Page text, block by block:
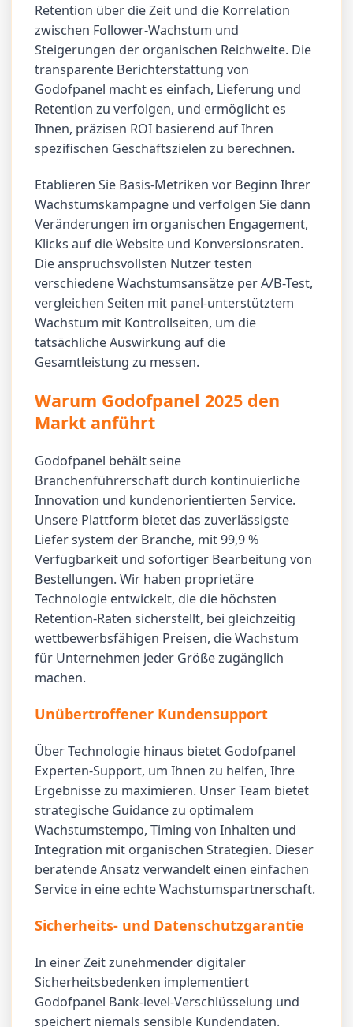
Retention über die Zeit und die Korrelation
zwischen Follower-Wachstum und
Steigerungen der organischen Reichweite. Die
transparente Berichterstattung von
Godofpanel macht es einfach, Lieferung und
Retention zu verfolgen, und ermöglicht es
Ihnen, präzisen ROI basierend auf Ihren
spezifischen Geschäftszielen zu berechnen.
Etablieren Sie Basis-Metriken vor Beginn Ihrer
Wachstumskampagne und verfolgen Sie dann
Veränderungen im organischen Engagement,
Klicks auf die Website und Konversionsraten.
Die anspruchsvollsten Nutzer testen
verschiedene Wachstumsansätze per A/B-Test,
vergleichen Seiten mit panel-unterstütztem
Wachstum mit Kontrollseiten, um die
tatsächliche Auswirkung auf die
Gesamtleistung zu messen.
Warum Godofpanel 2025 den
Markt anführt
Godofpanel behält seine
Branchenführerschaft durch kontinuierliche
Innovation und kundenorientierten Service.
Unsere Plattform bietet das zuverlässigste
Liefer system der Branche, mit 99,9 %
Verfügbarkeit und sofortiger Bearbeitung von
Bestellungen. Wir haben proprietäre
Technologie entwickelt, die die höchsten
Retention-Raten sicherstellt, bei gleichzeitig
wettbewerbsfähigen Preisen, die Wachstum
für Unternehmen jeder Größe zugänglich
machen.
Unübertroffener Kundensupport
Über Technologie hinaus bietet Godofpanel
Experten-Support, um Ihnen zu helfen, Ihre
Ergebnisse zu maximieren. Unser Team bietet
strategische Guidance zu optimalem
Wachstumstempo, Timing von Inhalten und
Integration mit organischen Strategien. Dieser
beratende Ansatz verwandelt einen einfachen
Service in eine echte Wachstumspartnerschaft.
Sicherheits- und Datenschutzgarantie
In einer Zeit zunehmender digitaler
Sicherheitsbedenken implementiert
Godofpanel Bank-level-Verschlüsselung und
speichert niemals sensible Kundendaten.